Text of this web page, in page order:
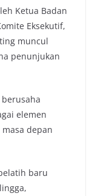
Ketua Badan
Eksekutif,
muncul
penunjukan
elemen
depan
baru